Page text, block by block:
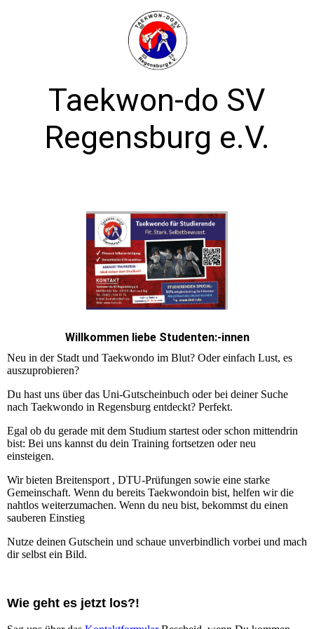
Taekwon-do SV
Regensburg e.V.
Willkommen liebe Studenten:-innen
Neu in der Stadt und Taekwondo im Blut? Oder einfach Lust, es
auszuprobieren?
Du hast uns über das Uni-Gutscheinbuch oder bei deiner Suche
nach Taekwondo in Regensburg entdeckt? Perfekt.
Egal ob du gerade mit dem Studium startest oder schon mittendrin
bist: Bei uns kannst du dein Training fortsetzen oder neu
einsteigen.
Wir bieten Breitensport , DTU-Prüfungen sowie eine starke
Gemeinschaft. Wenn du bereits Taekwondoin bist, helfen wir die
nahtlos weiterzumachen. Wenn du neu bist, bekommst du einen
sauberen Einstieg
Nutze deinen Gutschein und schaue unverbindlich vorbei und mach
dir selbst ein Bild.
Wie geht es jetzt los?!